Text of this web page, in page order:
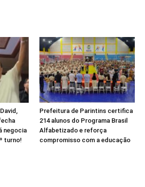
negocia
turno!
Prefeitura de Parintins certifica
214 alunos do Programa Brasil
Alfabetizado e reforça
compromisso com a educação